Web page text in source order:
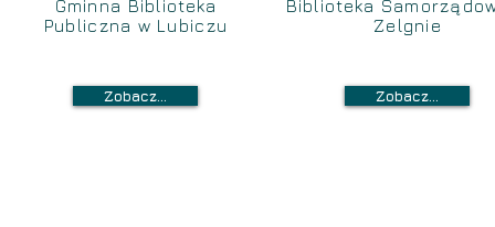
Gminna Biblioteka
Publiczna w Lubiczu
Zobacz...
Biblioteka
Zelgnie
Zobacz...